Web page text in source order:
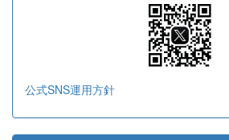
公式SNS運用方針